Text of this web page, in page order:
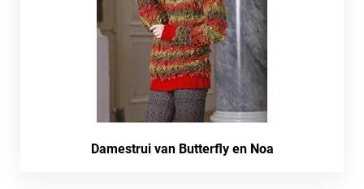
Damestrui van Butterfly en Noa